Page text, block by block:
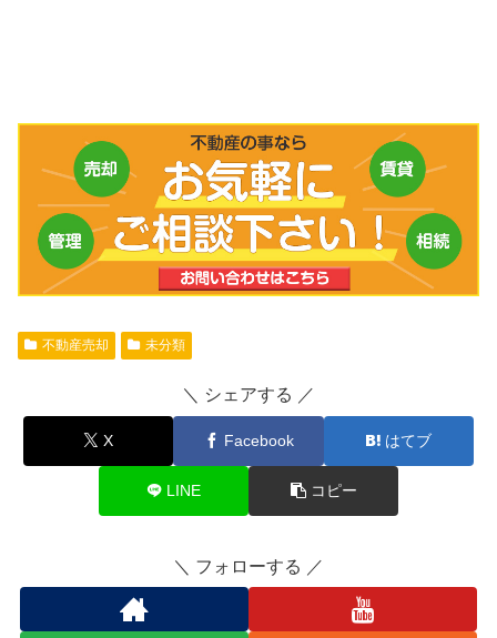
不動産売却 未分類
シェアする
X Facebook はてブ
LINE コピー
フォローする